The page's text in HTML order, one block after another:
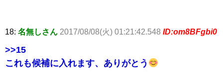
18: 名無しさん 2017/08/08(火) 01:21:42.548 ID:om8BFgbi0
>>15
これも候補に入れます、ありがとう